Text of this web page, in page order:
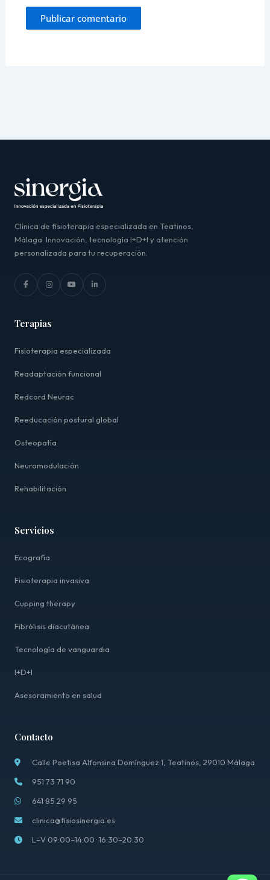
Clínica de fisioterapia especializada en Teatinos,
Málaga. Innovación, tecnología I+D+I y atención
personalizada para tu recuperación.
Terapias
Fisioterapia especializada
Readaptación funcional
Redcord Neurac
Reeducación postural global
Osteopatía
Neuromodulación
Rehabilitación
Servicios
Ecografía
Fisioterapia invasiva
Cupping therapy
Fibrólisis diacutánea
Tecnología de vanguardia
I+D+I
Asesoramiento en salud
Contacto
Calle Poetisa Alfonsina Domínguez 1, Teatinos, 29010 Málaga
951 73 71 90
641 85 29 95
clinica@fisiosinergia.es
L–V 09:00–14:00 · 16:30–20:30